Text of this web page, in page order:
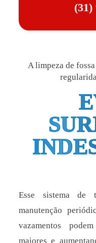
(31)
A limpeza de
Esse sistema de
manutenção
vazamentos
maiores e